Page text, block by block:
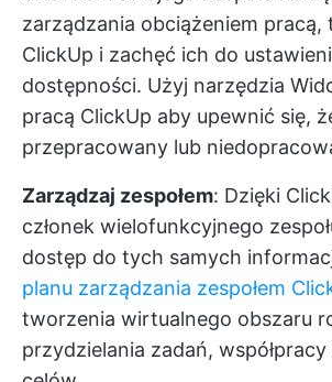
zarządzania obciążeniem pracą,
ClickUp i zachęć ich do
dostępności. Użyj narzędzia
pracą ClickUp aby upewnić się,
przepracowany lub
Zarządzaj zespołem: Dzięki
członek wielofunkcyjnego
dostęp do tych samych
planu zarządzania zespołem
tworzenia wirtualnego obszaru
przydzielania zadań, współpracy